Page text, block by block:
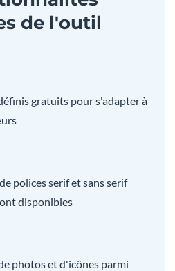
de l'outil
gratuits pour s'adapter à
polices serif et sans serif
disponibles
photos et d'icônes parmi